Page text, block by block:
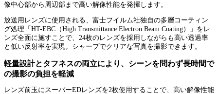
像中心部から周辺部まで高い解像性能を発揮します。
放送用レンズに使用される、富士フイルム社独自の多層コーティン
グ処理「HT-EBC（High Transmittance Electron Beam Coating）」をレ
ンズ全面に施すことで、24枚のレンズを採用しながらも高い透過率
と低い反射率を実現。シャープでクリアな写真を撮影できます。
軽量設計とタフネスの両立により、シーンを問わず長時間で
の撮影の負担を軽減
レンズ前玉にスーパーEDレンズを2枚使用することで、高い解像性能